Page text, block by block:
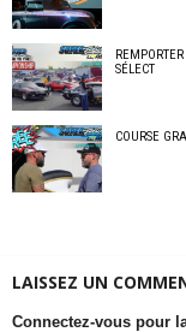
SÉLECT
COURSE
LAISSEZ UN
Connectez-vous pour